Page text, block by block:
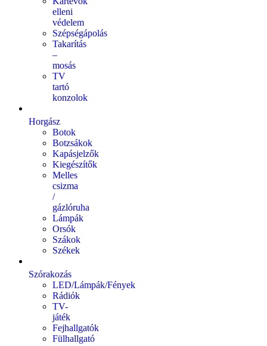
elleni
védelem
Szépségápolás
Takarítás
–
mosás
TV
tartó
konzolok
Horgász
Botok
Botzsákok
Kapásjelzők
Kiegészítők
Melles
csizma
/
gázlóruha
Lámpák
Orsók
Szákok
Székek
Szórakozás
LED/Lámpák/Fények
Rádiók
TV-
játék
Fejhallgatók
Fülhallgató